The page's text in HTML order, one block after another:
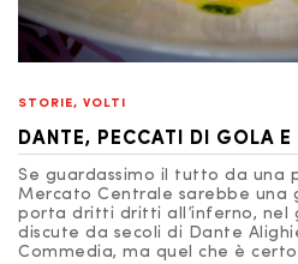
STORIE, VOLTI
DANTE, PECCATI DI GOLA E
Se guardassimo il tutto da una
Mercato Centrale sarebbe una
porta dritti dritti all’inferno, nel
discute da secoli di Dante
Commedia, ma quel che è